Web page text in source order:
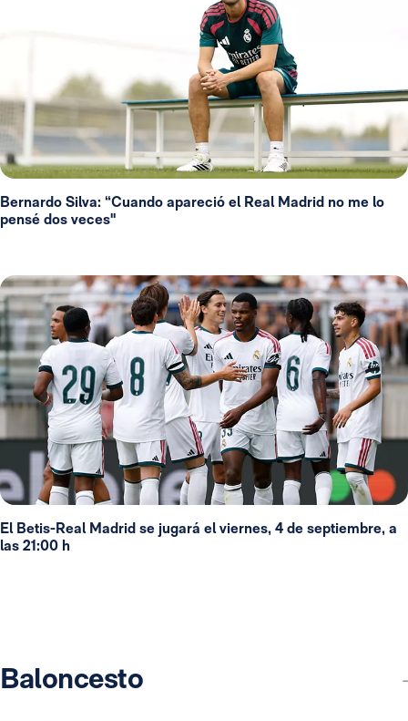
Bernardo Silva: “Cuando apareció el Real Madrid no me lo
pensé dos veces"
El Betis-Real Madrid se jugará el viernes, 4 de septiembre, a
las 21:00 h
Baloncesto